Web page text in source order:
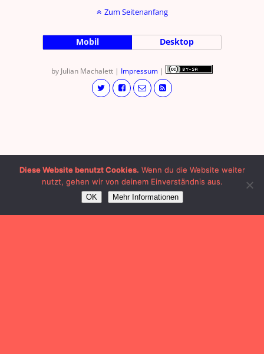
Zum Seitenanfang
Mobil Desktop
by Julian Machalett | Impressum |
Diese Website benutzt Cookies. Wenn du die Website weiter
nutzt, gehen wir von deinem Einverständnis aus.
OK Mehr Informationen